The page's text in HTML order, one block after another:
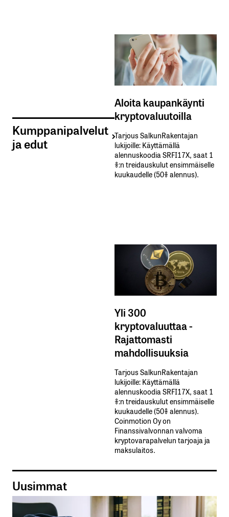
Kumppanipalvelut
ja edut
Aloita kaupankäynti
kryptovaluutoilla
Tarjous SalkunRakentajan
lukijoille: Käyttämällä​ ​
alennuskoodia​ ​SRFI17X,​ ​saat​ ​1
%:n treidauskulut​ ​ensimmäiselle​ ​
kuukaudelle​ ​(50%​ ​alennus).
Yli 300
kryptovaluuttaa -
Rajattomasti
mahdollisuuksia
Tarjous SalkunRakentajan
lukijoille: Käyttämällä​ ​
alennuskoodia​ ​SRFI17X,​ ​saat​ ​1
%:n treidauskulut​ ​ensimmäiselle​ ​
kuukaudelle​ ​(50%​ ​alennus).
Coinmotion Oy on
Finanssivalvonnan valvoma
kryptovarapalvelun tarjoaja ja
maksulaitos.
Uusimmat